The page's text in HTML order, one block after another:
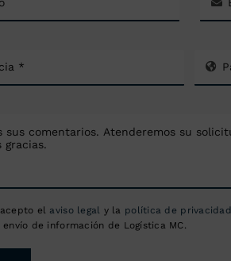
el aviso legal y la política de privacidad
de información de Logística MC.